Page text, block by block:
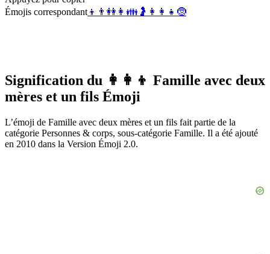
Émojis correspondant 👦 👨 👭 👩 👪 🤰 👩‍👩‍👧 🤶
Signification du 👩‍👩‍👦 Famille avec deux
mères et un fils Émoji
L’émoji de Famille avec deux mères et un fils fait partie de la
catégorie Personnes & corps, sous-catégorie Famille. Il a été ajouté
en 2010 dans la Version Émoji 2.0.